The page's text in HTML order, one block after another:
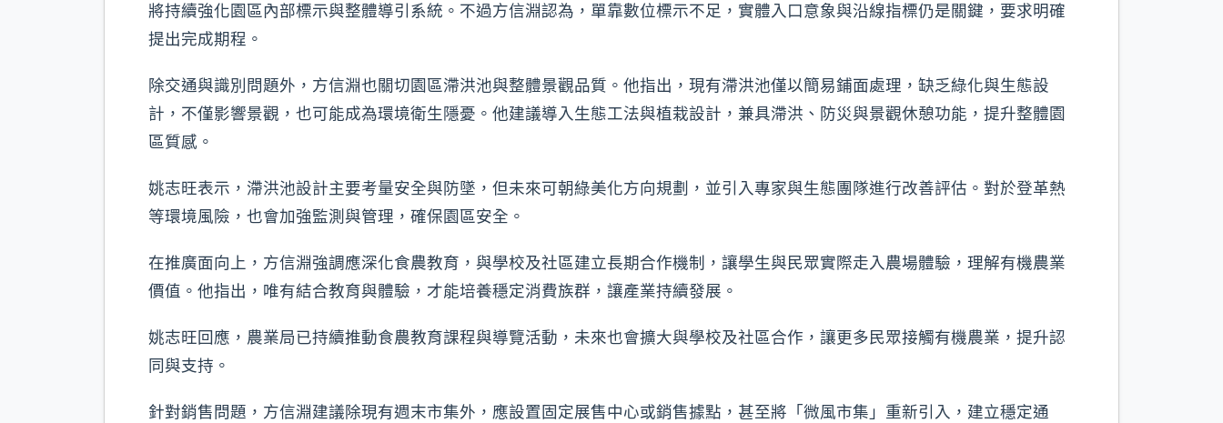
將持續強化園區內部標示與整體導引系統。不過方信淵認為，單靠數位標示不足，實體入口意象與沿線指標仍是關鍵，要求明確
提出完成期程。
除交通與識別問題外，方信淵也關切園區滯洪池與整體景觀品質。他指出，現有滯洪池僅以簡易鋪面處理，缺乏綠化與生態設
計，不僅影響景觀，也可能成為環境衛生隱憂。他建議導入生態工法與植栽設計，兼具滯洪、防災與景觀休憩功能，提升整體園
區質感。
姚志旺表示，滯洪池設計主要考量安全與防墜，但未來可朝綠美化方向規劃，並引入專家與生態團隊進行改善評估。對於登革熱
等環境風險，也會加強監測與管理，確保園區安全。
在推廣面向上，方信淵強調應深化食農教育，與學校及社區建立長期合作機制，讓學生與民眾實際走入農場體驗，理解有機農業
價值。他指出，唯有結合教育與體驗，才能培養穩定消費族群，讓產業持續發展。
姚志旺回應，農業局已持續推動食農教育課程與導覽活動，未來也會擴大與學校及社區合作，讓更多民眾接觸有機農業，提升認
同與支持。
針對銷售問題，方信淵建議除現有週末市集外，應設置固定展售中心或銷售據點，甚至將「微風市集」重新引入，建立穩定通